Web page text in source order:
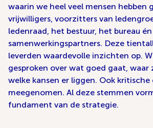
waarin we heel veel mensen hebben
vrijwilligers, voorzitters van
ledenraad, het bestuur, het bureau
samenwerkingspartners. Deze
leverden waardevolle inzichten op.
gesproken over wat goed gaat,
welke kansen er liggen. Ook
meegenomen. Al deze stemmen
fundament van de strategie.